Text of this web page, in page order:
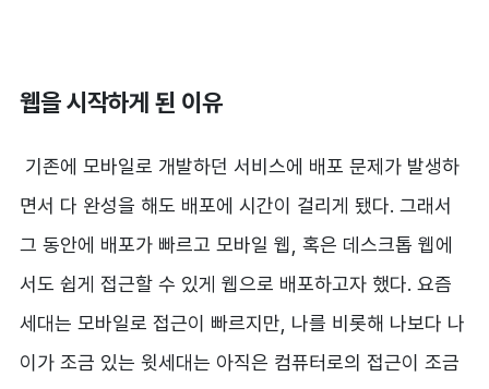
웹을 시작하게 된 이유
기존에 모바일로 개발하던 서비스에 배포 문제가 발생하
면서 다 완성을 해도 배포에 시간이 걸리게 됐다. 그래서
그 동안에 배포가 빠르고 모바일 웹, 혹은 데스크톱 웹에
서도 쉽게 접근할 수 있게 웹으로 배포하고자 했다. 요즘
세대는 모바일로 접근이 빠르지만, 나를 비롯해 나보다 나
이가 조금 있는 윗세대는 아직은 컴퓨터로의 접근이 조금